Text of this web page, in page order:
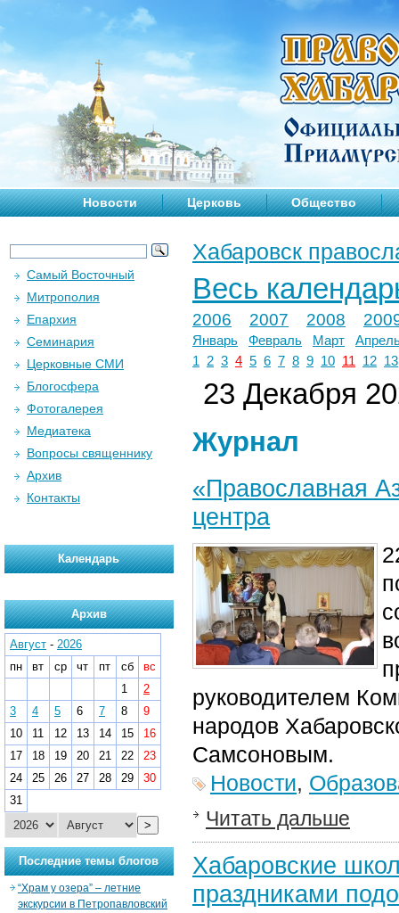
Новости Церковь Общество
Хабаровск
Весь
2006 2007 2008
Январь Февраль Март
1
2 3 4 5 6 7 8 9 10 11 12 13
23 Декабря
Журнал
«Православная
центра
руководителем
народов
Самсоновым.
Новости,
Читать дальше
Хабаровские
праздниками
Самый Восточный
Митрополия
Епархия
Семинария
Церковные СМИ
Блогосфера
Фотогалерея
Медиатека
Вопросы священнику
Архив
Контакты
Календарь
Архив
Август - 2026
пн
вт ср чт пт сб
вс
1
2
3
4 5 6 7 8
9
10
11 12 13 14 15
16
17
18 19 20 21 22
23
24
25 26 27 28 29
30
31
>
Последние темы блогов
“Храм у озера” – летние
экскурсии в Петропавловский